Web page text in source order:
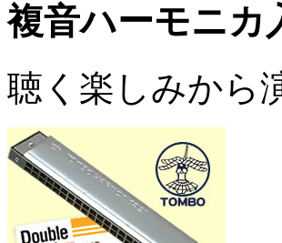
複音ハーモニカ
聴く楽しみから